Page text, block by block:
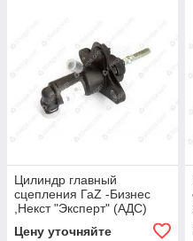
Цилиндр главный
сцепления ГаZ -Бизнес
,Некст "Эксперт" (АДС)
Цену уточняйте